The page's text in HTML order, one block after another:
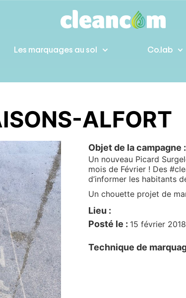
Les marquages au sol Co.lab
ALFORT
Objet de la campagne :
Un nouveau Picard
mois de Février ! Des
d’informer les habitants
Un chouette projet de
Lieu :
Posté le : 15 février 2018
Technique de